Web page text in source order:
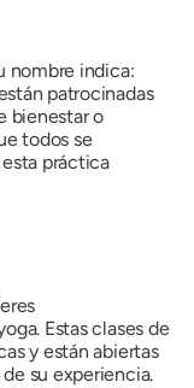
nombre indica:
patrocinadas
bienestar o
todos se
práctica
Estas clases de
y están abiertas
su experiencia.